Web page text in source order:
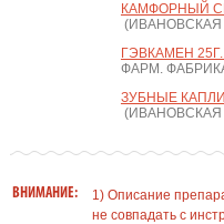
КАМФОРНЫЙ
ГЭВКАМЕН
ФАРМ.
ЗУБНЫЕ
ВНИМАНИЕ:
1) Описание
не совпадать с